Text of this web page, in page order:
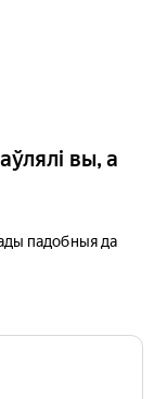
вы, а
падобныя да